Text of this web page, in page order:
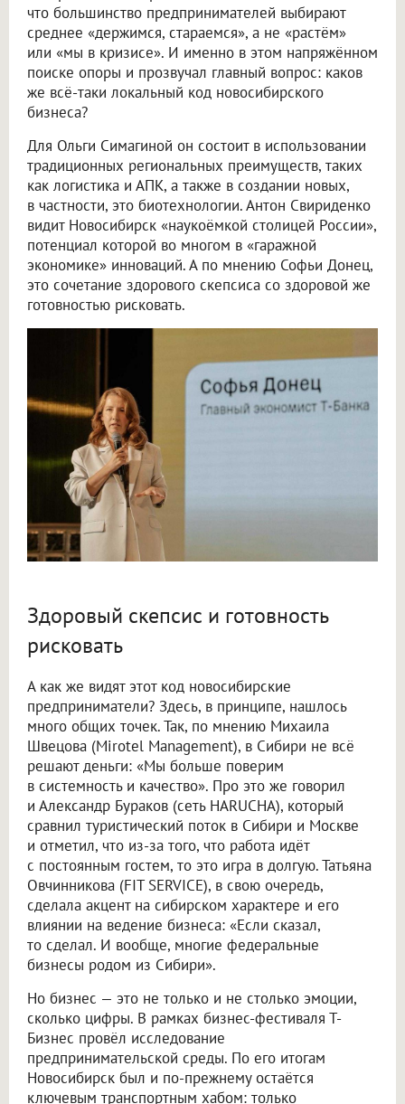
что большинство предпринимателей выбирают
среднее «держимся, стараемся», а не «растём»
или «мы в кризисе». И именно в этом напряжённом
поиске опоры и прозвучал главный вопрос: каков
же всё-таки локальный код новосибирского
бизнеса?
Для Ольги Симагиной он состоит в использовании
традиционных региональных преимуществ, таких
как логистика и АПК, а также в создании новых,
в частности, это биотехнологии. Антон Свириденко
видит Новосибирск «наукоёмкой столицей России»,
потенциал которой во многом в «гаражной
экономике» инноваций. А по мнению Софьи Донец,
это сочетание здорового скепсиса со здоровой же
готовностью рисковать.
Здоровый скепсис и готовность
рисковать
А как же видят этот код новосибирские
предприниматели? Здесь, в принципе, нашлось
много общих точек. Так, по мнению Михаила
Швецова (Mirotel Management), в Сибири не всё
решают деньги: «Мы больше поверим
в системность и качество». Про это же говорил
и Александр Бураков (сеть HARUCHA), который
сравнил туристический поток в Сибири и Москве
и отметил, что из-за того, что работа идёт
с постоянным гостем, то это игра в долгую. Татьяна
Овчинникова (FIT SERVICE), в свою очередь,
сделала акцент на сибирском характере и его
влиянии на ведение бизнеса: «Если сказал,
то сделал. И вообще, многие федеральные
бизнесы родом из Сибири».
Но бизнес — это не только и не столько эмоции,
сколько цифры. В рамках бизнес-фестиваля Т-
Бизнес провёл исследование
предпринимательской среды. По его итогам
Новосибирск был и по-прежнему остаётся
ключевым транспортным хабом: только